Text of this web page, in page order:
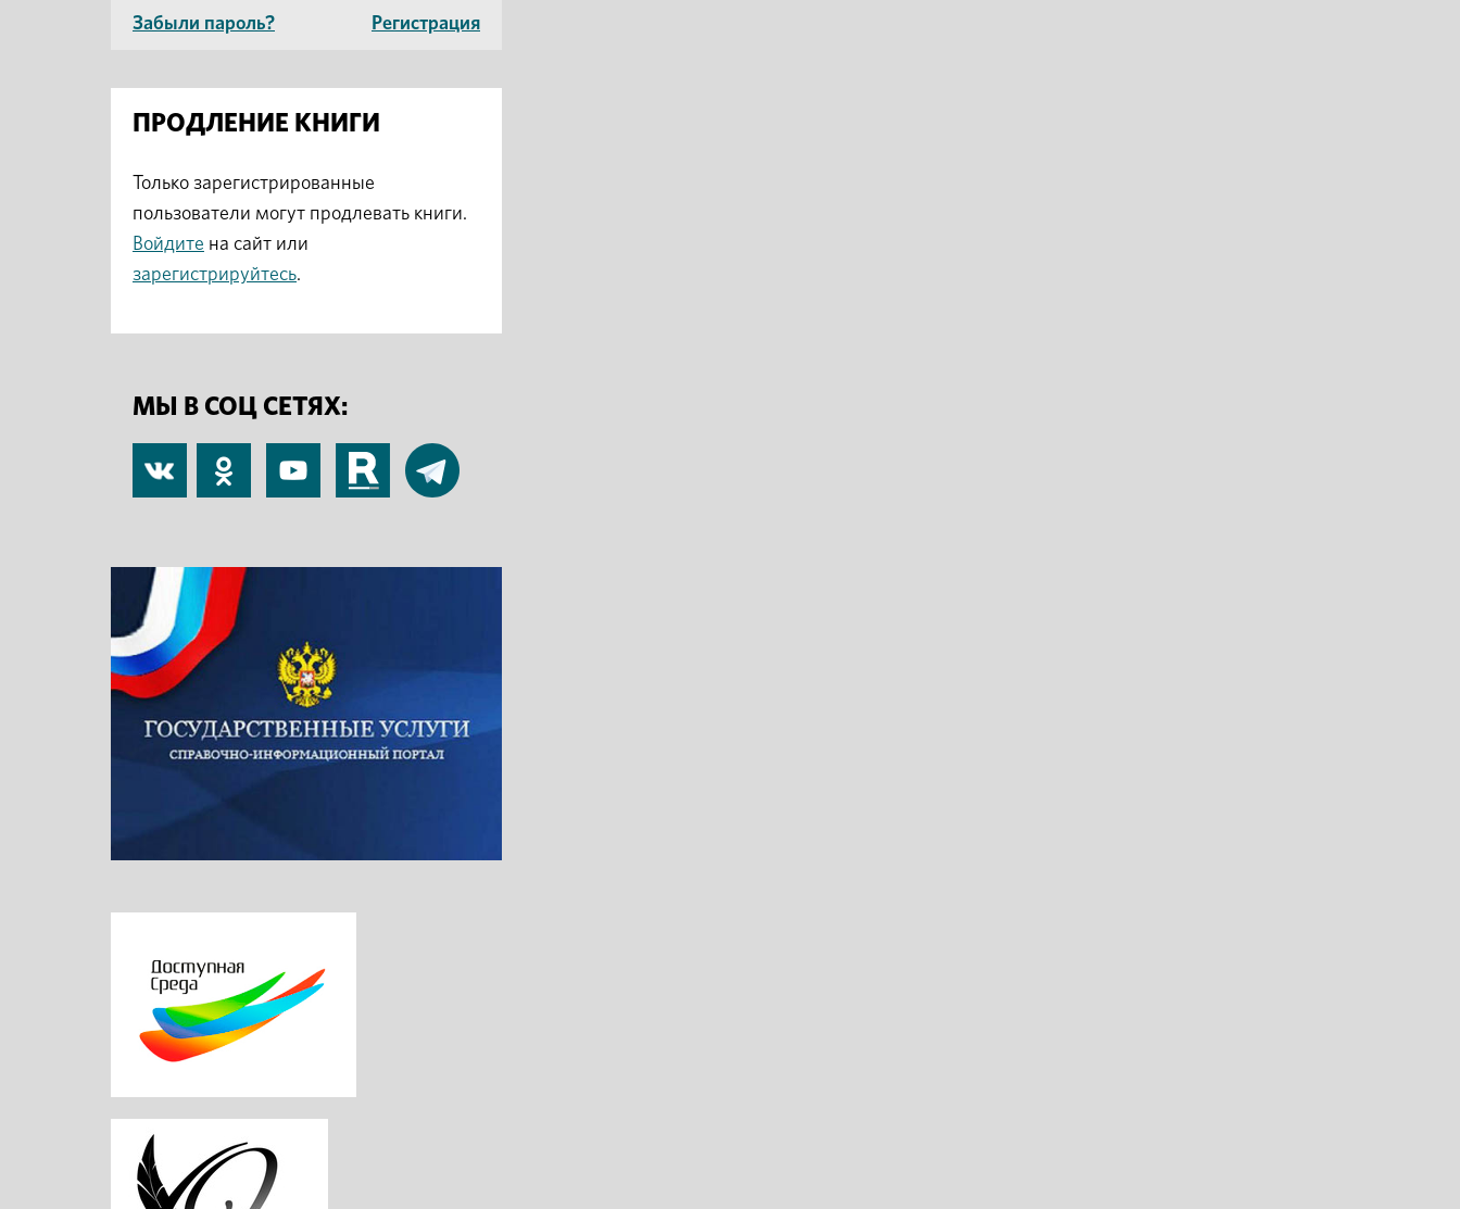
Забыли пароль? Регистрация
ПРОДЛЕНИЕ КНИГИ
Только зарегистрированные
пользователи могут продлевать книги.
Войдите на сайт или
зарегистрируйтесь.
МЫ В СОЦ СЕТЯХ:
Одноклассники
YouTube RuTube Telegram